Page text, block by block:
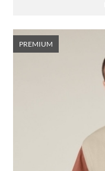
PREMIUM